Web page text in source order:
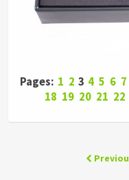
Pages: 1 2 3 4 5 6 7
18 19 20 21 22